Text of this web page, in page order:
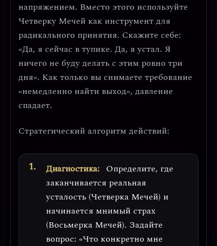
напряжением. Вместо этого используйте
Четверку Мечей как инструмент для
радикального принятия. Скажите себе:
«Да, я сейчас в тупике. Да, я устал. Я
ничего не буду делать с этим ровно три
дня». Как только вы снимаете требование
«немедленно найти выход», давление
спадает.
Стратегический алгоритм действий:
Диагностика: Определите, где
заканчивается реальная
усталость (Четверка Мечей) и
начинается мнимый страх
(Восьмерка Мечей). Задайте
вопрос: «Что конкретно мне